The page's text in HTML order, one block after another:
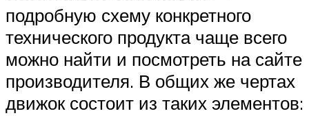
подробную схему конкретного
технического продукта чаще всего
можно найти и посмотреть на сайте
производителя. В общих же чертах
движок состоит из таких элементов: